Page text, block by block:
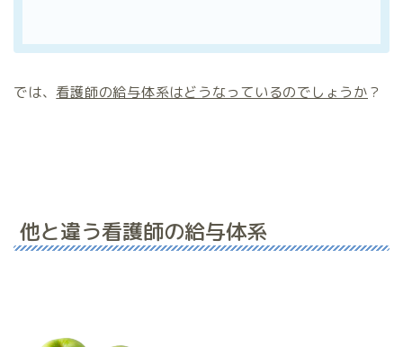
では、 看護師の給与体系はどうなっているのでしょうか？
他と違う看護師の給与体系